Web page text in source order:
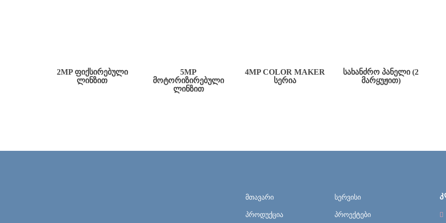
2MP ᲤᲘᲥᲡᲘᲠᲔᲑᲣᲚᲘ
ᲚᲘᲜᲖᲘᲗ
5MP
ᲛᲝᲢᲝᲠᲘᲖᲘᲠᲔᲑᲣᲚᲘ
ᲚᲘᲜᲖᲘᲗ
4MP COLOR MAKER
ᲡᲔᲠᲘᲐ
ᲡᲐᲮᲐᲜᲫᲠᲝ ᲞᲐᲜᲔᲚᲘ (2
ᲛᲐᲠᲧᲣᲟᲘᲗ)
მთავარი სერვისი
პროდუქცია პროექტები